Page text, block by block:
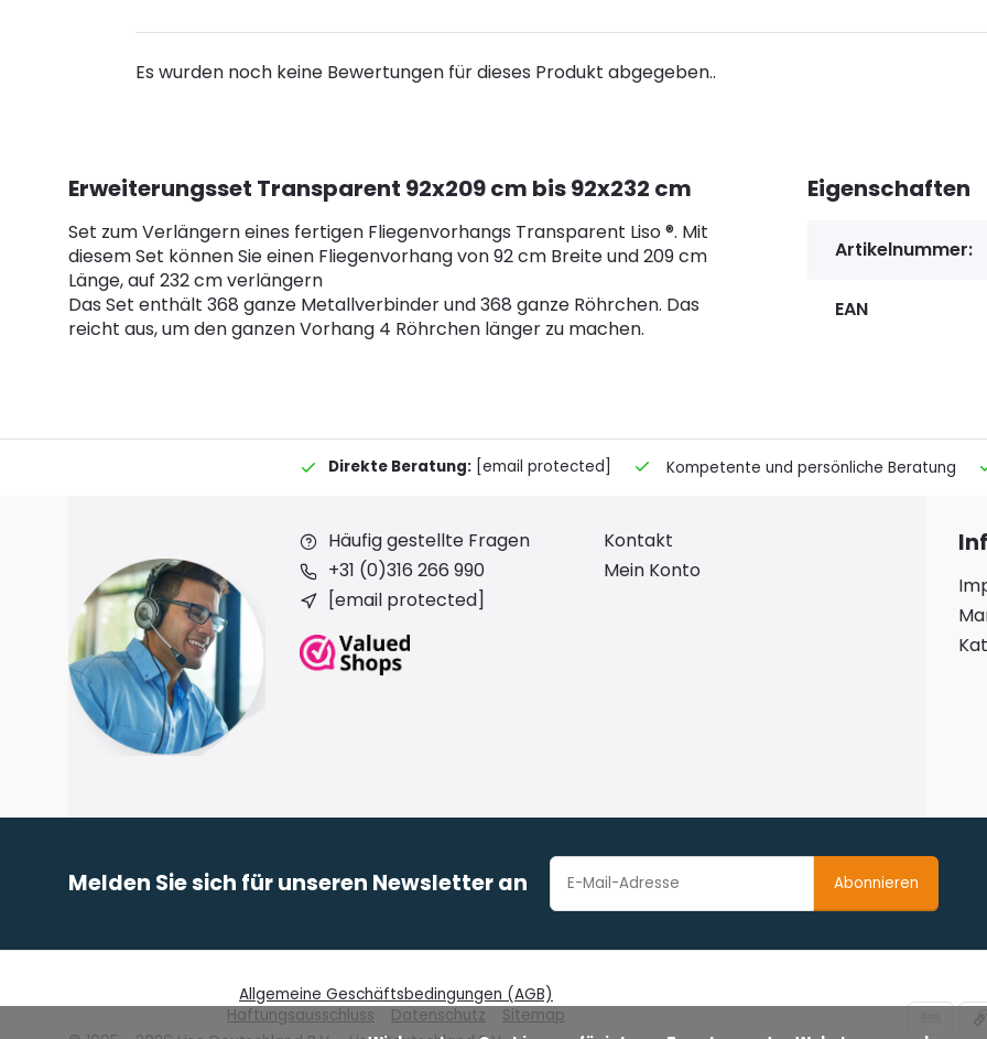
Es wurden noch keine Bewertungen für dieses Produkt abgegeben..
Erweiterungsset Transparent 92x209 cm bis 92x232 cm
Set zum Verlängern eines fertigen Fliegenvorhangs Transparent Liso ®. Mit
diesem Set können Sie einen Fliegenvorhang von 92 cm Breite und 209 cm
Länge, auf 232 cm verlängern
Das Set enthält 368 ganze Metallverbinder und 368 ganze Röhrchen. Das
reicht aus, um den ganzen Vorhang 4 Röhrchen länger zu machen.
Eigenschaften
Artikelnummer:
EAN
Direkte Beratung: [email protected] Kompetente und persönliche Beratung
Häufig gestellte Fragen
+31 (0)316 266 990
[email protected]
Kontakt
Mein Konto
Melden Sie sich für unseren Newsletter an Abonnieren
Allgemeine Geschäftsbedingungen (AGB)
Haftungsausschluss
Datenschutz
Sitemap